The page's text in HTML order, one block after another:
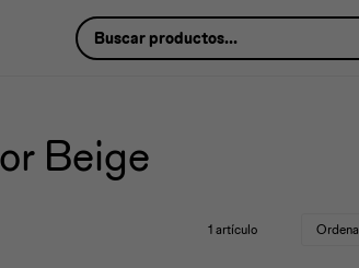
Beige
1 artículo